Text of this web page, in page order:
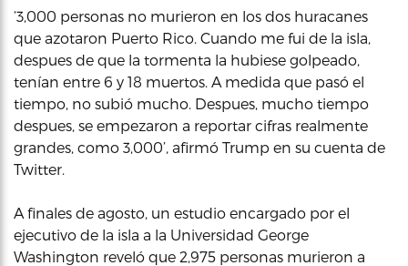
‘3,000 personas no murieron en los dos huracanes
que azotaron Puerto Rico. Cuando me fui de la isla,
despues de que la tormenta la hubiese golpeado,
tenían entre 6 y 18 muertos. A medida que pasó el
tiempo, no subió mucho. Despues, mucho tiempo
despues, se empezaron a reportar cifras realmente
grandes, como 3,000’, afirmó Trump en su cuenta de
Twitter.
A finales de agosto, un estudio encargado por el
ejecutivo de la isla a la Universidad George
Washington reveló que 2,975 personas murieron a